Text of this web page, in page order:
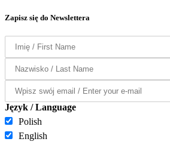
Zapisz się do Newslettera
Język / Language
Polish
English